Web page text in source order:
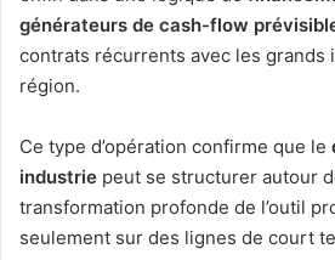
générateurs de cash-flow
contrats récurrents avec les grands
région.
Ce type d’opération confirme que le
industrie peut se structurer autour
transformation profonde de l’outil
seulement sur des lignes de court